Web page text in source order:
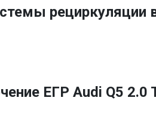
рециркуляции
ЕГР Audi Q5 2.0